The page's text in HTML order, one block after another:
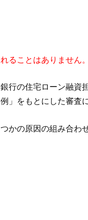
ることはありません。
行の住宅ローン融資
」をもとにした審査
かの原因の組み合わ